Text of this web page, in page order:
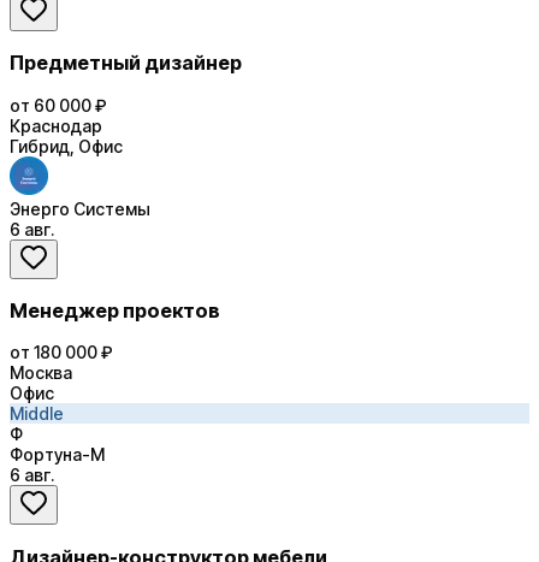
Предметный дизайнер
от 60 000 ₽
Краснодар
Гибрид, Офис
Энерго Системы
6 авг.
Менеджер проектов
от 180 000 ₽
Москва
Офис
Middle
Ф
Фортуна-М
6 авг.
Дизайнер-конструктор мебели